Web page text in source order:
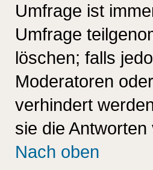
Umfrage ist
Umfrage
löschen; falls
Moderatoren
verhindert
sie die Antworten
Nach oben